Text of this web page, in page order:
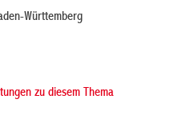
Württemberg
zu diesem Thema